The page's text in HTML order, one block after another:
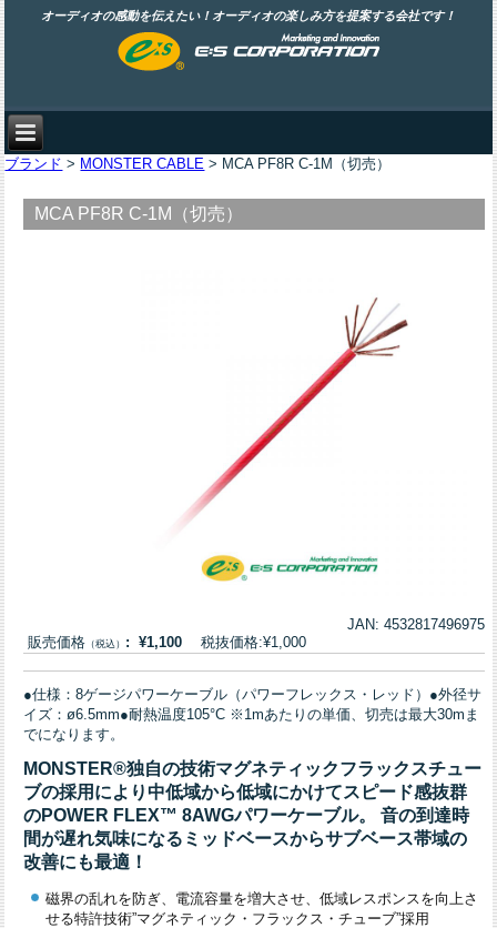
オーディオの感動を伝えたい！オーディオの楽しみ方を提案する会社です！
ブランド > MONSTER CABLE > MCA PF8R C-1M（切売）
MCA PF8R C-1M（切売）
JAN: 4532817496975
販売価格 （税込） : ¥1,100 税抜価格:¥1,000
●仕様：8ゲージパワーケーブル（パワーフレックス・レッド）●外径サ
イズ：ø6.5mm●耐熱温度105°C ※1mあたりの単価、切売は最大30mま
でになります。
MONSTER®独自の技術マグネティックフラックスチュー
ブの採用により中低域から低域にかけてスピード感抜群
のPOWER FLEX™ 8AWGパワーケーブル。
音の到達時
間が遅れ気味になるミッドベースからサブベース帯域の
改善にも最適！
磁界の乱れを防ぎ、電流容量を増大させ、低域レスポンスを向上さ
せる特許技術”マグネティック・フラックス・チューブ”採用